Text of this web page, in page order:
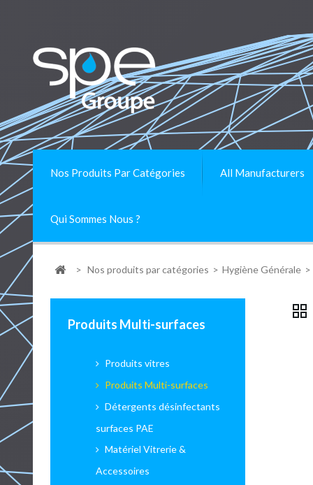
Nos Produits Par Catégories All Manufacturers
Qui Sommes Nous ?
> Nos produits par catégories > Hygiène Générale >
Produits Multi-surfaces
Produits vitres
Produits Multi-surfaces
Détergents désinfectants
surfaces PAE
Matériel Vitrerie &
Accessoires